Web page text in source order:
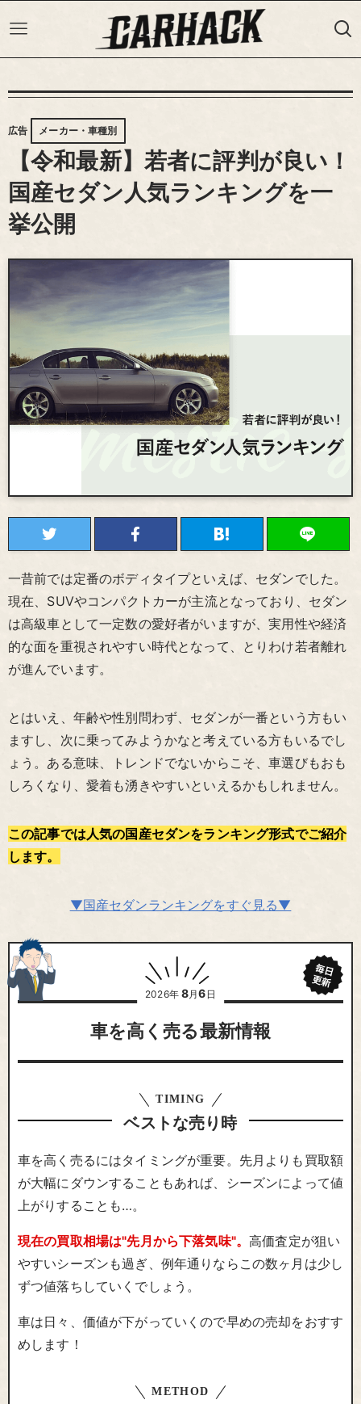
広告 メーカー・車種別
【令和最新】若者に評判が良い！
国産セダン人気ランキングを一
挙公開
一昔前では定番のボディタイプといえば、セダンでした。
現在、SUVやコンパクトカーが主流となっており、セダン
は高級車として一定数の愛好者がいますが、実用性や経済
的な面を重視されやすい時代となって、とりわけ若者離れ
が進んでいます。
とはいえ、年齢や性別問わず、セダンが一番という方もい
ますし、次に乗ってみようかなと考えている方もいるでし
ょう。ある意味、トレンドでないからこそ、車選びもおも
しろくなり、愛着も湧きやすいといえるかもしれません。
この記事では人気の国産セダンをランキング形式でご紹介
します。
▼国産セダンランキングをすぐ見る▼
2026年 8月6 日
車を高く売る最新情報
TIMING
ベストな売り時
車を高く売るにはタイミングが重要。先月よりも買取額
が大幅にダウンすることもあれば、シーズンによって値
上がりすることも…。
現在の買取相場は"先月から下落気味"。高価査定が狙い
やすいシーズンも過ぎ、例年通りならこの数ヶ月は少し
ずつ値落ちしていくでしょう。
車は日々、価値が下がっていくので早めの売却をおすす
めします！
METHOD